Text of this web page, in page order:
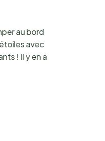
au bord
avec
! Il y en a